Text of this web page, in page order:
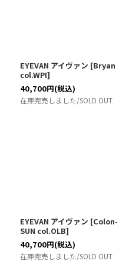
EYEVAN アイヴァン [Bryan
col.WPI]
40,700円(税込)
在庫完売しました/SOLD OUT
EYEVAN アイヴァン [Colon-
SUN col.OLB]
40,700円(税込)
在庫完売しました/SOLD OUT